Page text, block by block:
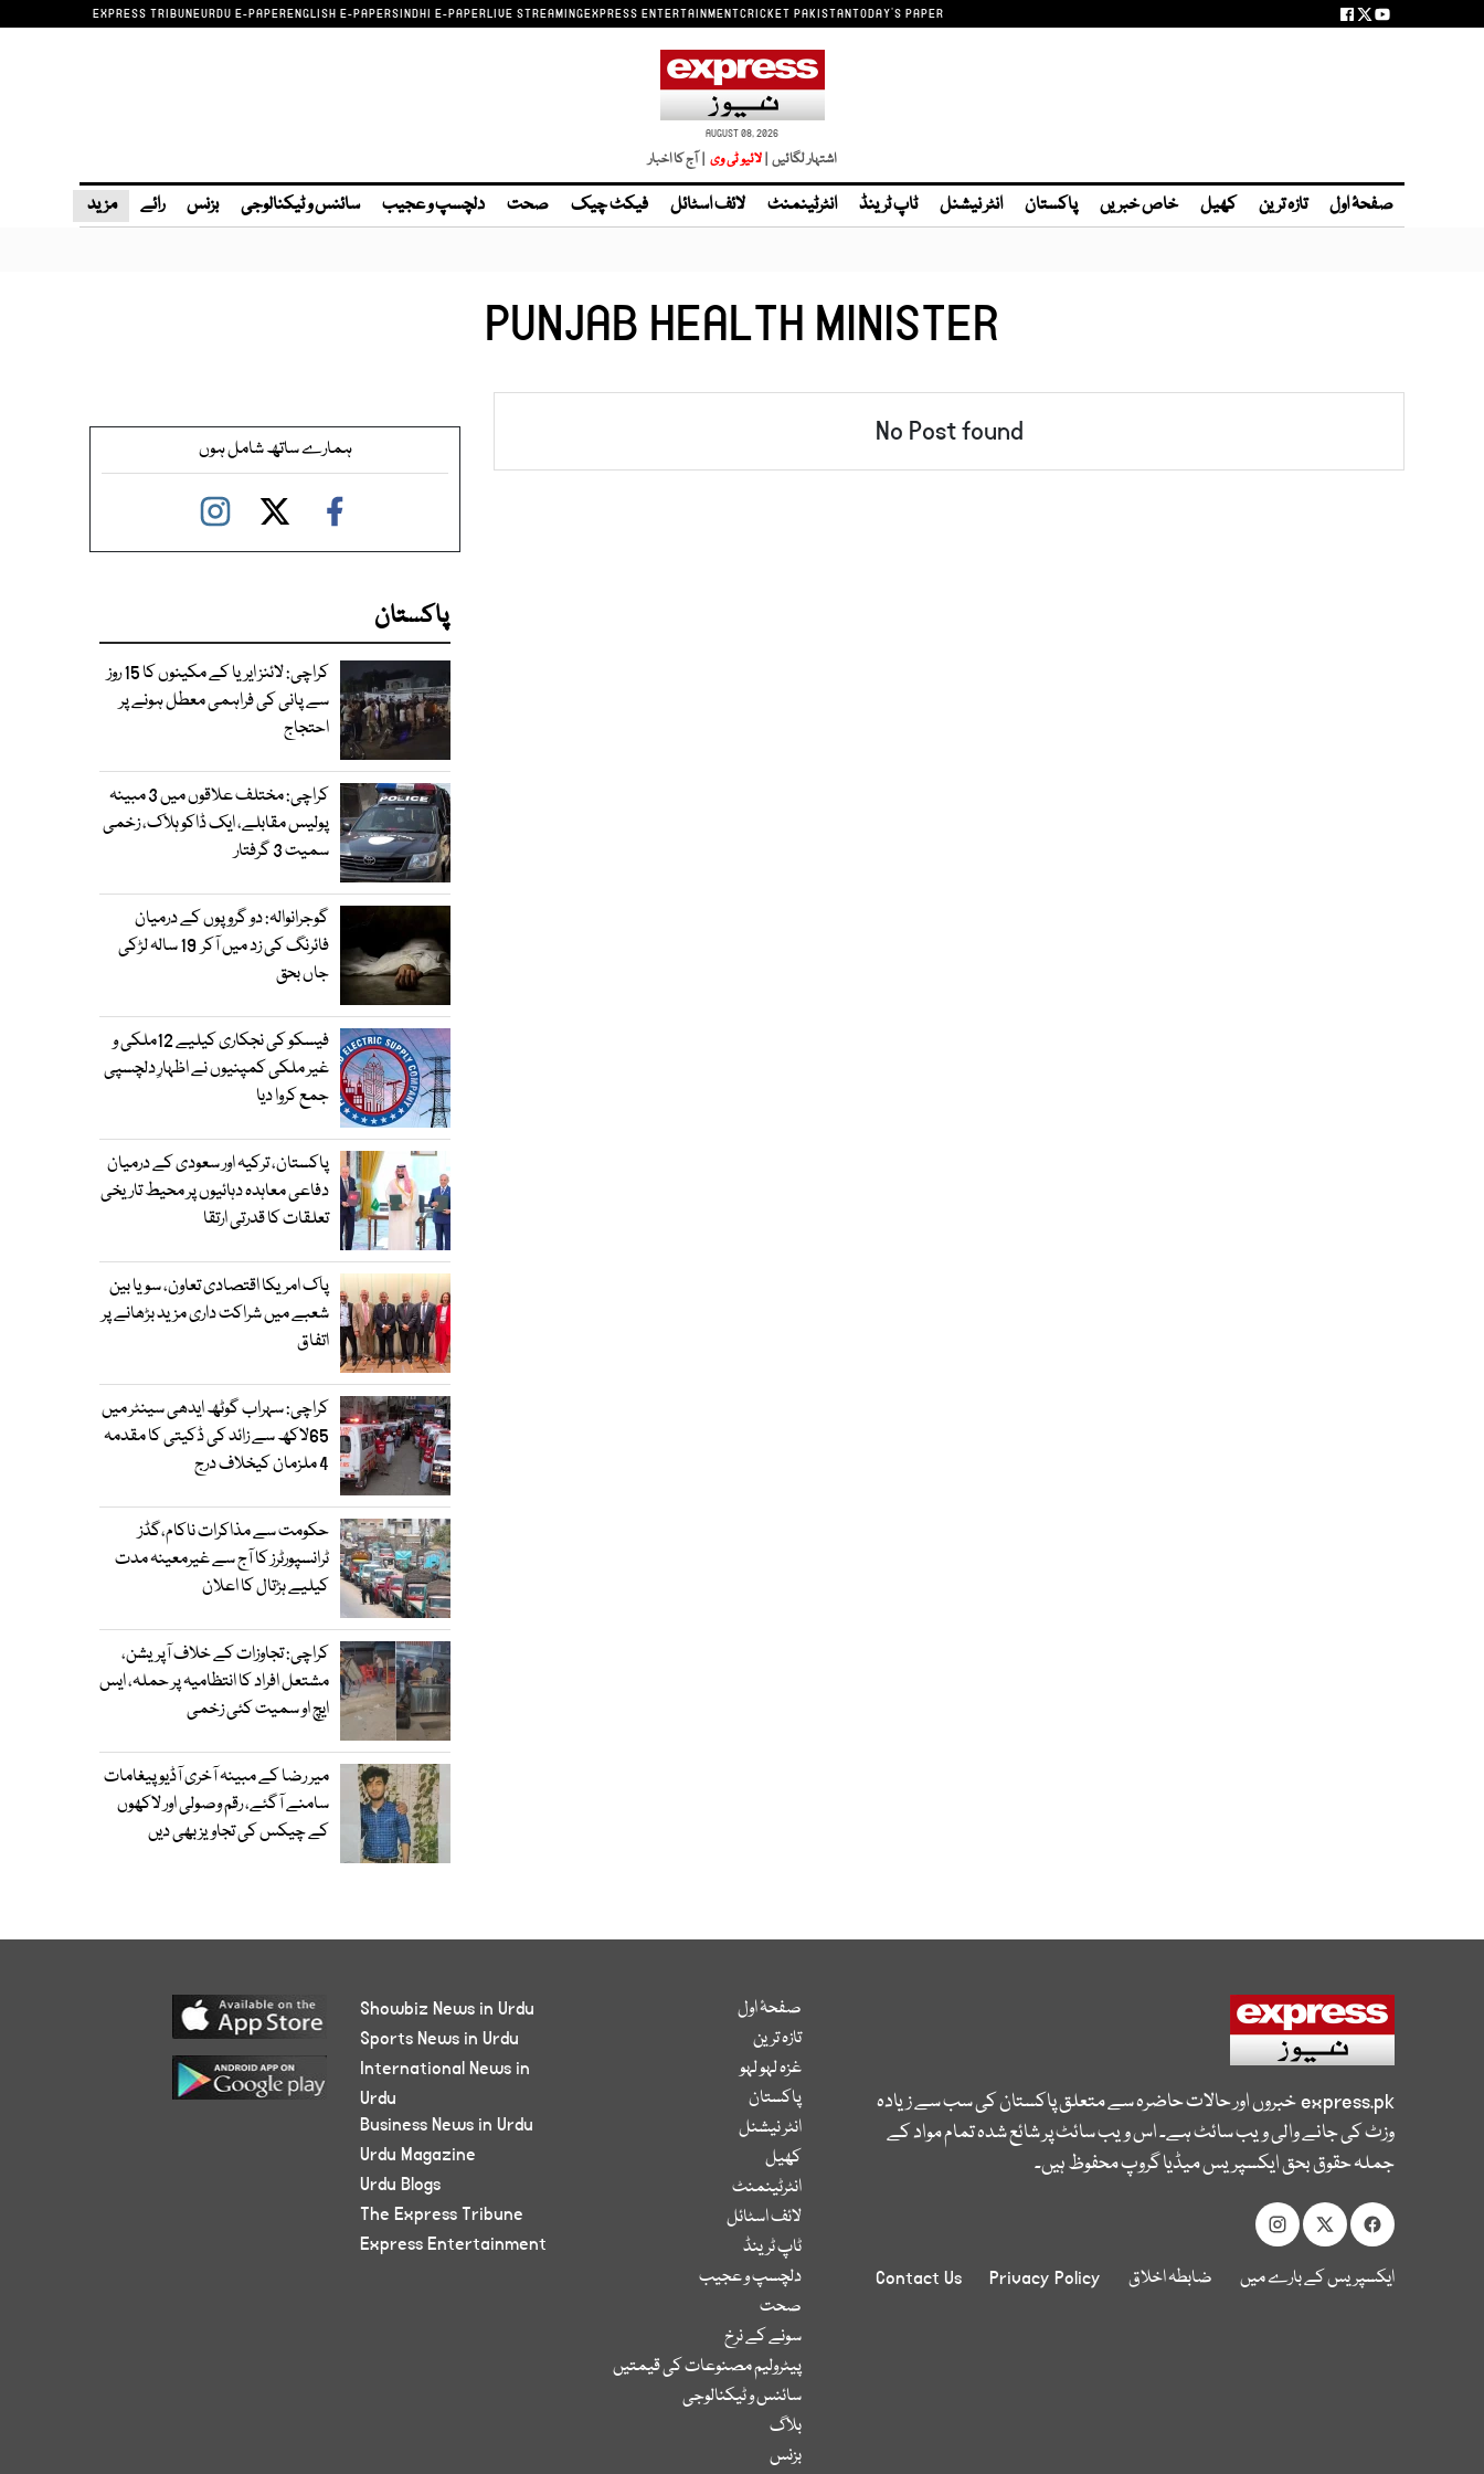
EXPRESS TRIBUNEURDU E-PAPERENGLISH E-PAPERSINDHI E-PAPERLIVE STREAMINGEXPRESS ENTERTAINMENTCRICKET PAKISTANTODAY'S PAPER
AUGUST 08, 2026
اشتہار لگائیں |لائیو ٹی وی | آج کا اخبار
صفحۂ اول تازہ ترین کھیل خاص خبریں پاکستان انٹر نیشنل ٹاپ ٹرینڈ انٹرٹینمنٹ لائف اسٹائل فیکٹ چیک صحت دلچسپ و عجیب سائنس و ٹیکنالوجی بزنس رائے مزید
PUNJAB HEALTH MINISTER
No Post found ہمارے ساتھ شامل ہوں
پاکستان
کراچی: لائنز ایریا کے مکینوں کا 15 روز
سے پانی کی فراہمی معطل ہونے پر
احتجاج
کراچی: مختلف علاقوں میں 3 مبینہ
پولیس مقابلے، ایک ڈاکو ہلاک، زخمی
سمیت 3 گرفتار
گوجرانوالہ: دو گروپوں کے درمیان
فائرنگ کی زد میں آکر 19 سالہ لڑکی
جاں بحق
فیسکو کی نجکاری کیلیے 12ملکی و
غیر ملکی کمپنیوں نے اظہارِ دلچسپی
جمع کروا دیا
پاکستان، ترکیہ اور سعودی کے درمیان
دفاعی معاہدہ دہائیوں پر محیط تاریخی
تعلقات کا قدرتی ارتقا
پاک امریکا اقتصادی تعاون، سویا بین
شعبے میں شراکت داری مزید بڑھانے پر
اتفاق
کراچی: سہراب گوٹھ ایدھی سینٹر میں
65لاکھ سے زائد کی ڈکیتی کا مقدمہ
4 ملزمان کیخلاف درج
حکومت سے مذاکرات ناکام،گڈز
ٹرانسپورٹرز کا آج سے غیرمعینہ مدت
کیلیے ہڑتال کا اعلان
کراچی: تجاوزات کے خلاف آپریشن،
مشتعل افراد کا انتظامیہ پر حملہ، ایس
ایچ او سمیت کئی زخمی
میر رضا کے مبینہ آخری آڈیو پیغامات
سامنے آگئے، رقم وصولی اور لاکھوں
کے چیکس کی تجاویز بھی دیں
express.pkخبروں اور حالات حاضرہ سے متعلق پاکستان کی سب سے زیادہ
وزٹ کی جانے والی ویب سائٹ ہے۔ اس ویب سائٹ پر شائع شدہ تمام مواد کے
جملہ حقوق بحق ایکسپریس میڈیا گروپ محفوظ ہیں۔
ایکسپریس کے بارے میں ضابطہ اخلاق Privacy Policy
Contact Us
صفحۂ اول
تازہ ترین
غزہ لہو لہو
پاکستان
انٹر نیشنل
کھیل
انٹرٹینمنٹ
لائف اسٹائل
ٹاپ ٹرینڈ
دلچسپ و عجیب
صحت
سونے کے نرخ
پیٹرولیم مصنوعات کی قیمتیں
سائنس و ٹیکنالوجی
بلاگ
بزنس
Showbiz News in Urdu
Sports News in Urdu
International News in
Urdu
Business News in Urdu
Urdu Magazine
Urdu Blogs
The Express Tribune
Express Entertainment